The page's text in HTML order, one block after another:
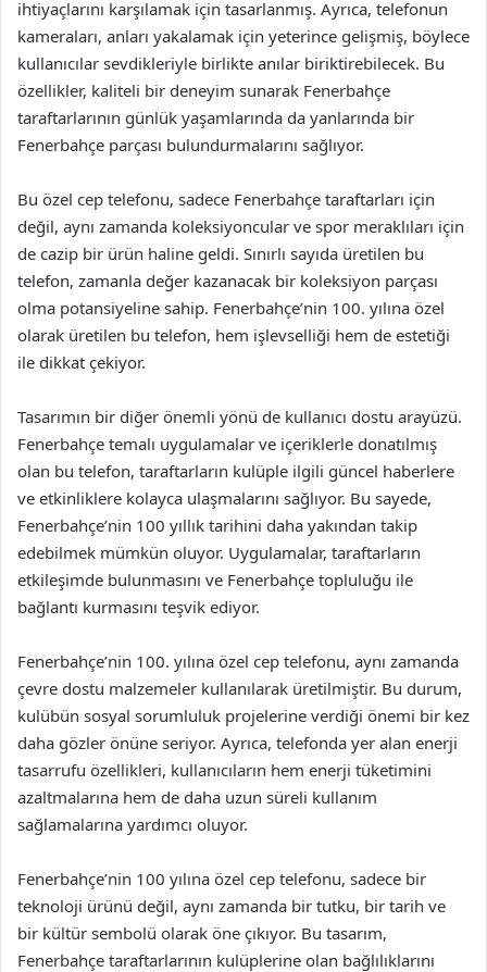
ihtiyaçlarını karşılamak için tasarlanmış. Ayrıca, telefonun
kameraları, anları yakalamak için yeterince gelişmiş, böylece
kullanıcılar sevdikleriyle birlikte anılar biriktirebilecek. Bu
özellikler, kaliteli bir deneyim sunarak Fenerbahçe
taraftarlarının günlük yaşamlarında da yanlarında bir
Fenerbahçe parçası bulundurmalarını sağlıyor.
Bu özel cep telefonu, sadece Fenerbahçe taraftarları için
değil, aynı zamanda koleksiyoncular ve spor meraklıları için
de cazip bir ürün haline geldi. Sınırlı sayıda üretilen bu
telefon, zamanla değer kazanacak bir koleksiyon parçası
olma potansiyeline sahip. Fenerbahçe’nin 100. yılına özel
olarak üretilen bu telefon, hem işlevselliği hem de estetiği
ile dikkat çekiyor.
Tasarımın bir diğer önemli yönü de kullanıcı dostu arayüzü.
Fenerbahçe temalı uygulamalar ve içeriklerle donatılmış
olan bu telefon, taraftarların kulüple ilgili güncel haberlere
ve etkinliklere kolayca ulaşmalarını sağlıyor. Bu sayede,
Fenerbahçe’nin 100 yıllık tarihini daha yakından takip
edebilmek mümkün oluyor. Uygulamalar, taraftarların
etkileşimde bulunmasını ve Fenerbahçe topluluğu ile
bağlantı kurmasını teşvik ediyor.
Fenerbahçe’nin 100. yılına özel cep telefonu, aynı zamanda
çevre dostu malzemeler kullanılarak üretilmiştir. Bu durum,
kulübün sosyal sorumluluk projelerine verdiği önemi bir kez
daha gözler önüne seriyor. Ayrıca, telefonda yer alan enerji
tasarrufu özellikleri, kullanıcıların hem enerji tüketimini
azaltmalarına hem de daha uzun süreli kullanım
sağlamalarına yardımcı oluyor.
Fenerbahçe’nin 100 yılına özel cep telefonu, sadece bir
teknoloji ürünü değil, aynı zamanda bir tutku, bir tarih ve
bir kültür sembolü olarak öne çıkıyor. Bu tasarım,
Fenerbahçe taraftarlarının kulüplerine olan bağlılıklarını